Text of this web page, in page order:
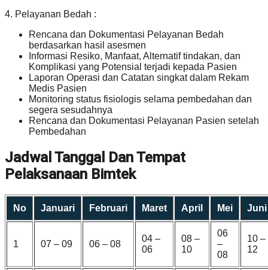
4. Pelayanan Bedah :
Rencana dan Dokumentasi Pelayanan Bedah
berdasarkan hasil asesmen
Informasi Resiko, Manfaat, Alternatif tindakan, dan
Komplikasi yang Potensial terjadi kepada Pasien
Laporan Operasi dan Catatan singkat dalam Rekam
Medis Pasien
Monitoring status fisiologis selama pembedahan dan
segera sesudahnya
Rencana dan Dokumentasi Pelayanan Pasien setelah
Pembedahan
Jadwal Tanggal Dan Tempat
Pelaksanaan Bimtek
No Januari Februari Maret April Mei Juni
1 07 – 09 06 – 08
04 –
06
08 –
10
06
–
08
10 –
12